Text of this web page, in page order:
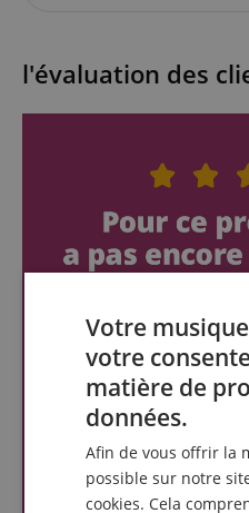
l'évaluation des
Votre
votre
matière de
données.
Afin de vous offrir la
possible sur notre
cookies. Cela